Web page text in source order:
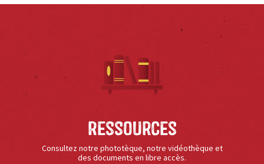
Ressources
Consultez notre phototèque, notre vidéothèque et
des documents en libre accès.